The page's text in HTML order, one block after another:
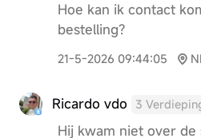
Hoe kan ik contact
bestelling?
21-5-2026 09:44:05
Ricardo vdo 3
Hij kwam niet over